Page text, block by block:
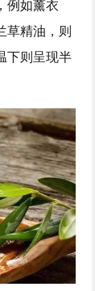
例如薰衣
草精油，则
下则呈现半